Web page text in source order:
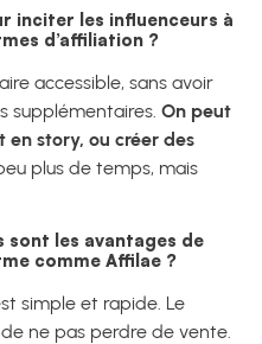
inciter les influenceurs à
d’affiliation ?
accessible, sans avoir
supplémentaires. On peut
story, ou créer des
plus de temps, mais
sont les avantages de
comme Affilae ?
simple et rapide. Le
ne pas perdre de vente.